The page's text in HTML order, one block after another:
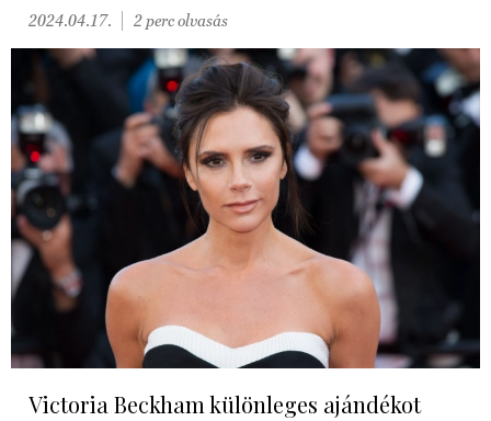
2024.04.17. 2 perc olvasás
Victoria Beckham különleges ajándékot